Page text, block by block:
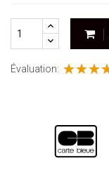
Évaluation: